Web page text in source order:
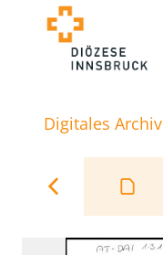
Digitales Archiv